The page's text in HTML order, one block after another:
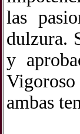
las
dulzura.
y
ambas